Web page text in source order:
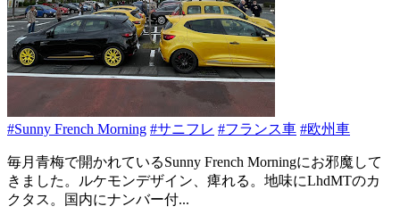
#Sunny French Morning #サニフレ #フランス車 #欧州車
毎月青梅で開かれているSunny French Morningにお邪魔して
きました。ルケモンデザイン、痺れる。地味にLhdMTのカ
クタス。国内にナンバー付...